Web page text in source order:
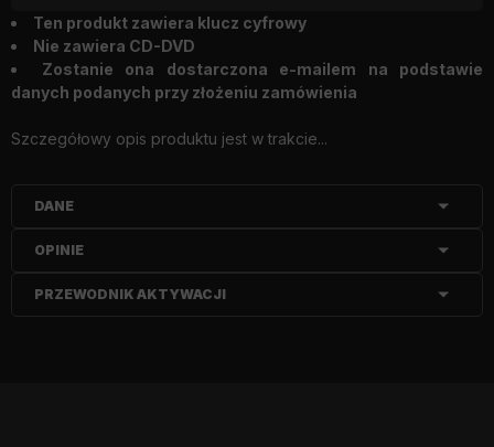
Ten produkt zawiera klucz cyfrowy
Nie zawiera CD-DVD
Zostanie ona dostarczona e-mailem na podstawie
danych podanych przy złożeniu zamówienia
Szczegółowy opis produktu jest w trakcie...
DANE
OPINIE
PRZEWODNIK AKTYWACJI